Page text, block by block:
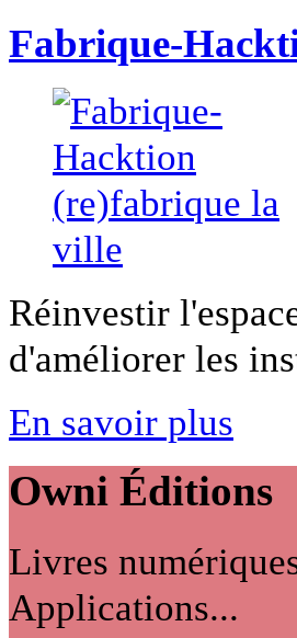
Fabrique-
Réinvestir
d'améliorer les
En savoir plus
Owni Éditions
Livres
Applications...